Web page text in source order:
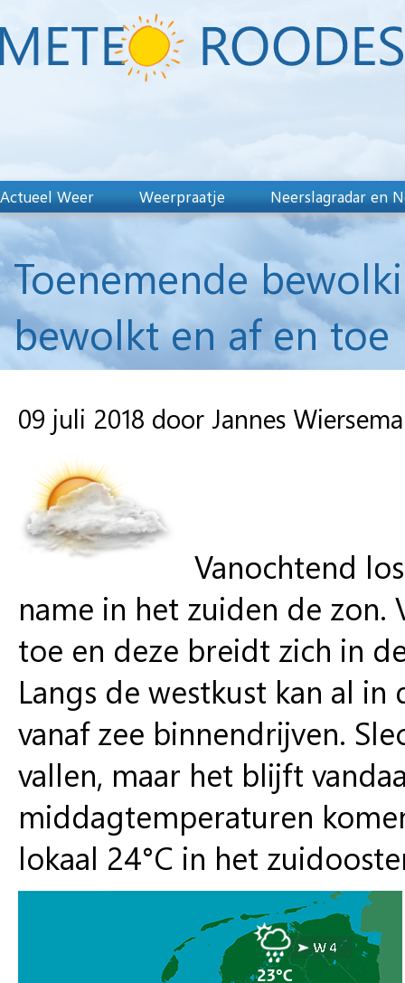
Actueel Weer Weerpraatje Neerslagradar en
Toenemende
bewolkt en af en toe
09 juli 2018 door Jannes Wiersema
Vanochtend
name in het zuiden de
toe en deze breidt zich in
Langs de westkust kan al
vanaf zee binnendrijven.
vallen, maar het blijft
middagtemperaturen
lokaal 24°C in het